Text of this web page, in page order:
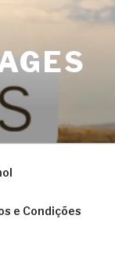
e Condições